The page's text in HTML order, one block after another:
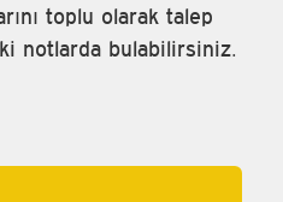
toplu olarak talep
notlarda bulabilirsiniz.